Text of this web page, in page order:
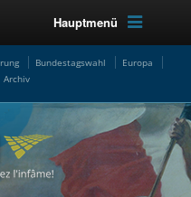
Hauptmenü
Bundestagswahl
Europa
Archiv